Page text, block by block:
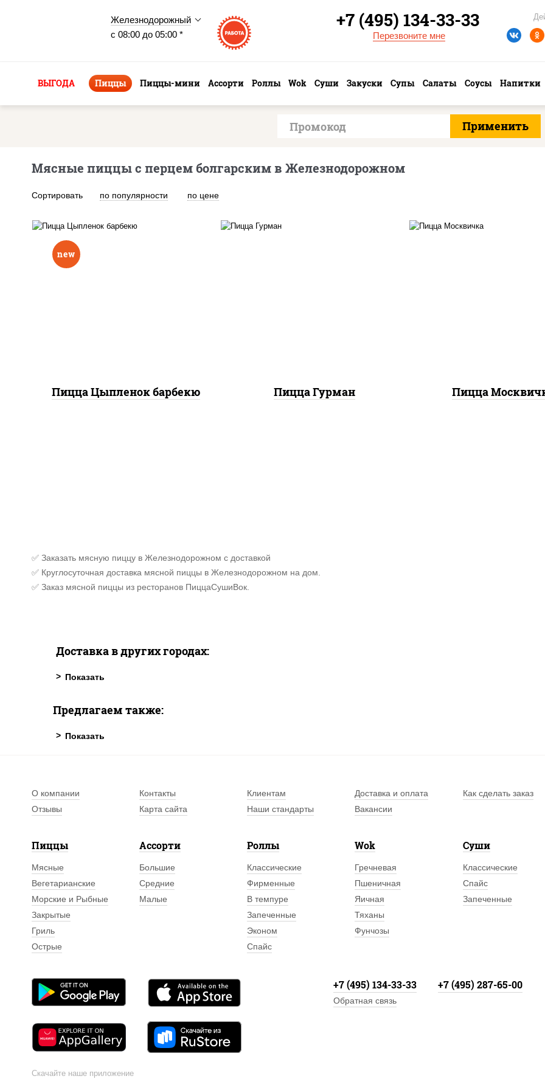
Железнодорожный
с 08:00 до 05:00 *
+7 (495) 134-33-33
Перезвоните мне
ВЫГОДА Пиццы Пиццы-мини Ассорти Роллы Wok Суши Закуски Супы Салаты Соусы Напитки
Мясные пиццы с перцем болгарским в Железнодорожном
Сортировать по популярности по цене
new
соус "шеф" (майонез соус
Пицца Цыпленок барбекю Пицца Гурман Пицца
✅ Заказать мясную пиццу в Железнодорожном с доставкой
✅ Круглосуточная доставка мясной пиццы в Железнодорожном на дом.
✅ Заказ мясной пиццы из ресторанов ПиццаСушиВок.
Доставка в других городах:
Предлагаем также:
О компании Контакты Клиентам Доставка и оплата Как сделать заказ
Отзывы
Карта сайта Наши стандарты Вакансии
Пиццы
Мясные
Вегетарианские
Морские и Рыбные
Закрытые
Гриль
Острые
Ассорти
Большие
Средние
Малые
Роллы
Классические
Фирменные
В темпуре
Запеченные
Эконом
Спайс
Wok
Гречневая
Пшеничная
Яичная
Тяханы
Фунчозы
Суши
Классические
Спайс
Запеченные
Скачайте наше приложение
+7 (495) 134-33-33 +7 (495) 287-65-00
Обратная связь